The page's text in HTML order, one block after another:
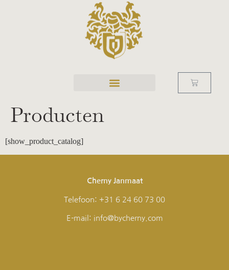
Producten
[show_product_catalog]
Cherny Janmaat
Telefoon: +31 6 24 60 73 00
E-mail: info@bycherny.com